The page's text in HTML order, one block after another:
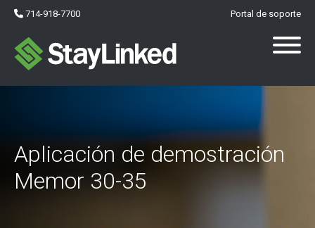
714-918-7700 Portal de soporte
Aplicación de demostración
Memor 30-35